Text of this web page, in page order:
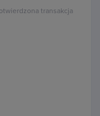
transakcja